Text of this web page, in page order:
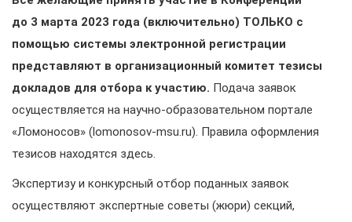
до 3 марта 2023 года (включительно) ТОЛЬКО с
помощью системы электронной регистрации
представляют в организационный комитет тезисы
докладов для отбора к участию. Подача заявок
осуществляется на научно-образовательном портале
«Ломоносов» (lomonosov-msu.ru). Правила оформления
тезисов находятся здесь.
Экспертизу и конкурсный отбор поданных заявок
осуществляют экспертные советы (жюри) секций,